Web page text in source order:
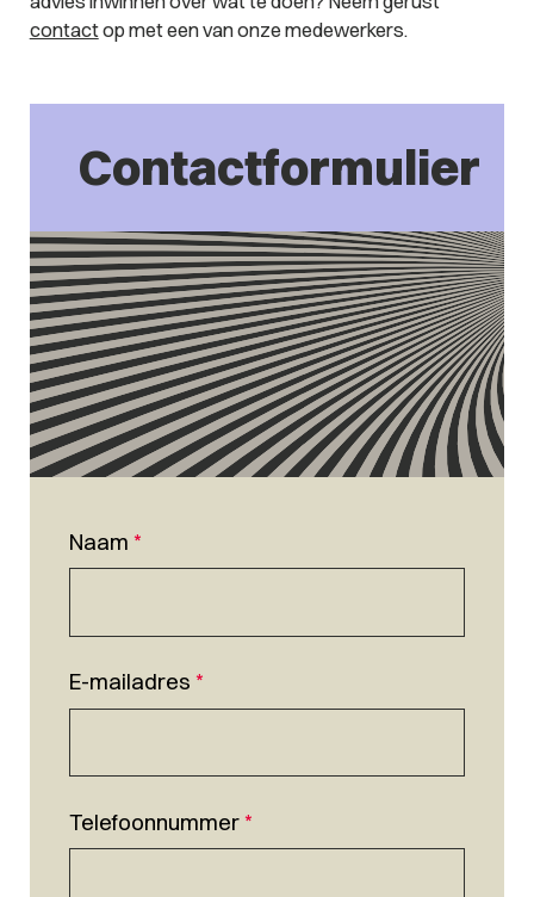
contactop met een van onze medewerkers.
Contactformulier
Naam *
E-mailadres *
Telefoonnummer*